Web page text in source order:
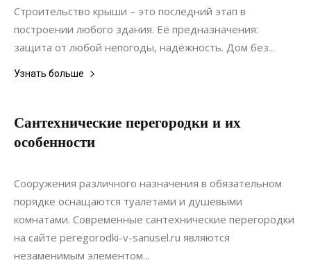
Строительство крыши – это последний этап в
построении любого здания. Её предназначения:
защита от любой непогоды, надёжность. Дом без...
Узнать больше
Сантехнические перегородки и их
особенности
10.10.2020
Сооружения различного назначения в обязательном
порядке оснащаются туалетами и душевыми
комнатами. Современные сантехнические перегородки
на сайте peregorodki-v-sanusel.ru являются
незаменимым элементом...